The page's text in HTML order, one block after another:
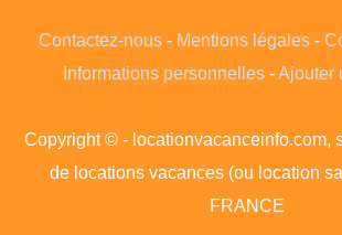
Contactez-nous- Mentions légales-
Informations personnelles -Ajouter
Copyright © - locationvacanceinfo.com,
de locations vacances (ou location
FRANCE